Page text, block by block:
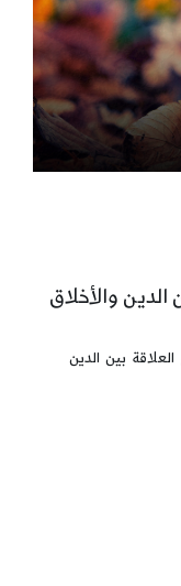
الدين والأخلاق
بين الدين